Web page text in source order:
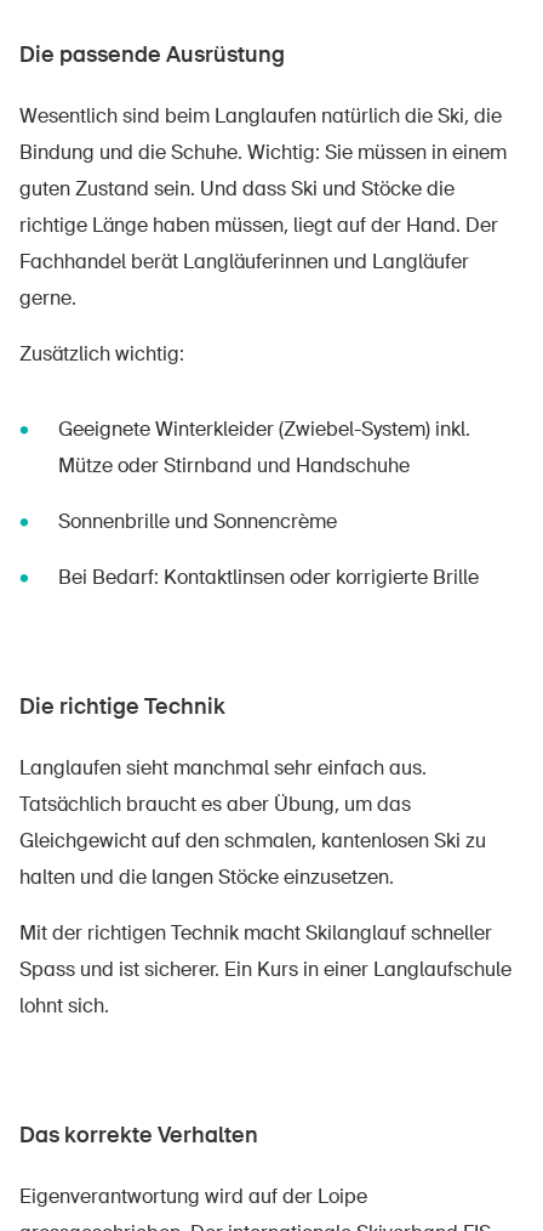
Die passende Ausrüstung
Wesentlich sind beim Langlaufen natürlich die Ski, die
Bindung und die Schuhe. Wichtig: Sie müssen in einem
guten Zustand sein. Und dass Ski und Stöcke die
richtige Länge haben müssen, liegt auf der Hand. Der
Fachhandel berät Langläuferinnen und Langläufer
gerne.
Zusätzlich wichtig:
Geeignete Winterkleider (Zwiebel-System) inkl.
Mütze oder Stirnband und Handschuhe
Sonnenbrille und Sonnencrème
Bei Bedarf: Kontaktlinsen oder korrigierte Brille
Die richtige Technik
Langlaufen sieht manchmal sehr einfach aus.
Tatsächlich braucht es aber Übung, um das
Gleichgewicht auf den schmalen, kantenlosen Ski zu
halten und die langen Stöcke einzusetzen.
Mit der richtigen Technik macht Skilanglauf schneller
Spass und ist sicherer. Ein Kurs in einer Langlaufschule
lohnt sich.
Das korrekte Verhalten
Eigenverantwortung wird auf der Loipe